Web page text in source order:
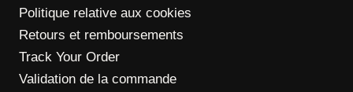
Politique relative aux cookies
Retours et remboursements
Track Your Order
Validation de la commande